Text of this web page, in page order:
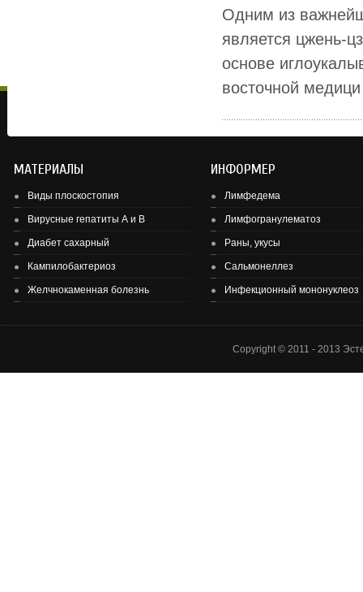
Одним из
является цжень-
основе
восточной
МАТЕРИАЛЫ
Виды плоскостопия
Вирусные гепатиты А и В
Диабет сахарный
Кампилобактериоз
Желчнокаменная болезнь
ИНФОРМЕР
Лимфедема
Лимфогранулематоз
Раны, укусы
Сальмонеллез
Инфекционный мононуклеоз
Здоровье детей и подростков - основа здоровье нации.
Copyright © 2011 - 2013